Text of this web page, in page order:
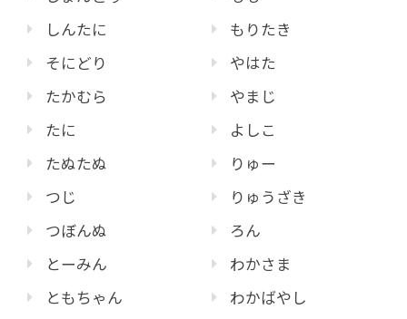
しんたに
そにどり
たかむら
たに
たぬたぬ
つじ
つぼんぬ
とーみん
ともちゃん
もりたき
やはた
やまじ
よしこ
りゅー
りゅうざき
ろん
わかさま
わかばやし